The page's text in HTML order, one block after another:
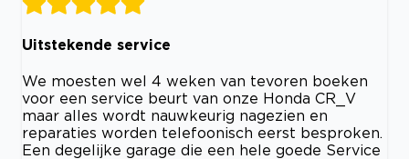
Uitstekende service
We moesten wel 4 weken van tevoren boeken
voor een service beurt van onze Honda CR_V
maar alles wordt nauwkeurig nagezien en
reparaties worden telefoonisch eerst besproken.
Een degelijke garage die een hele goede Service